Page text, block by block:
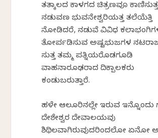
ತತ್ಕಾಲದ ಕಾಳಗದ ಚಿತ್ರಣವೂ
ನಡುವಣ ಭುವನೇಶ್ವರಿಯತ್ತ ತಲೆಯೆತ್ತಿ
ನೋಡಿದರೆ, ನಡುವೆ ವಿವಿಧ
ತೋರ್ಪಡಿಸುವ ಅಷ್ಟಭುಜಗಳ
ಸುತ್ತ ತಮ್ಮ ಪತ್ನಿಯರೊಡಗೂಡಿ
ವಾಹನಾರೂಢರಾದ ದಿಕ್ಪಾಲಕರು
ಕಂಡುಬರುತ್ತಾರೆ.
ಹಳೇ ಆಲೂರಿನಲ್ಲೇ ಇರುವ ಇನ್ನೊಂದು
ದೇಶೇಶ್ವರ ದೇವಾಲಯವು
ಶಿಥಿಲವಾಗಿರುವುದರಿಂದಲೋ ಏನೋ